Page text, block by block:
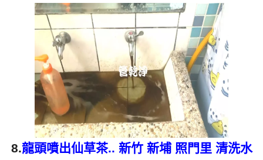
出水變乾淨出水量也變大了。 為什麼水管需要定期
「大掃除」？ 單靠水壓帶不走管壁陳年汙垢。不同
的水質顏色，反映了不同的居家隱患： 棕色（鐵
鏽）： 管線老化徵兆。 黑色（氧化錳）： 常見於地
下水源。 綠色（銅綠）： 銅合金接頭氧化。 乳白
（生物膜）...
8.龍頭噴出仙草茶.. 新竹 新埔 照門里 清洗水